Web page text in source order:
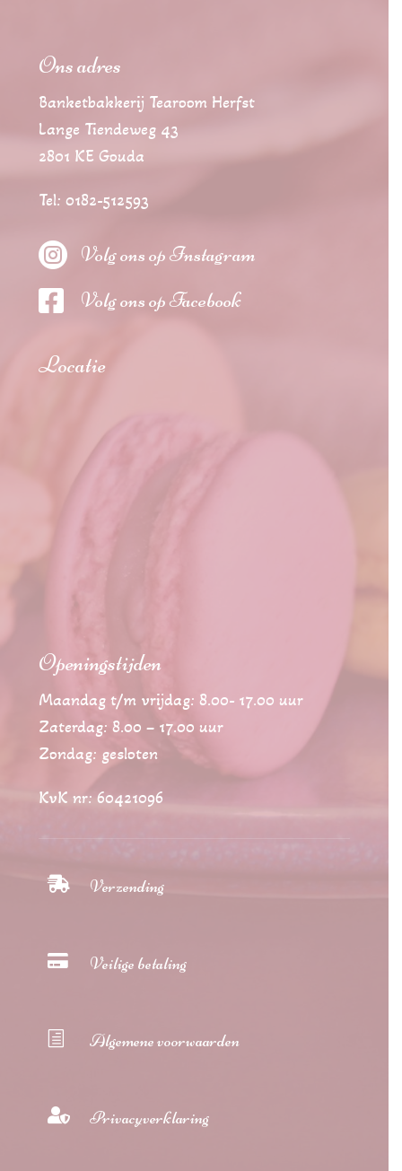
Ons adres
Banketbakkerij Tearoom Herfst
Lange Tiendeweg 43
2801 KE Gouda
Tel: 0182-512593
 Volg ons op Instagram
 Volg ons op Facebook
Locatie
Openingstijden
Maandag t/m vrijdag: 8.00- 17.00 uur
Zaterdag: 8.00 – 17.00 uur
Zondag: gesloten
KvK nr: 60421096
 Verzending
 Veilige betaling
h Algemene voorwaarden
 Privacyverklaring